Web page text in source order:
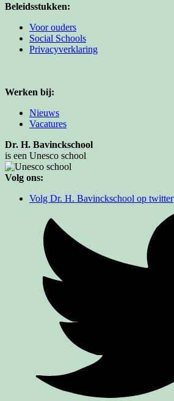
Beleidsstukken:
Voor ouders
Social Schools
Privacyverklaring
Werken bij:
Nieuws
Vacatures
Dr. H. Bavinckschool
is een Unesco school
Volg ons:
Volg Dr. H. Bavinckschool op twitter